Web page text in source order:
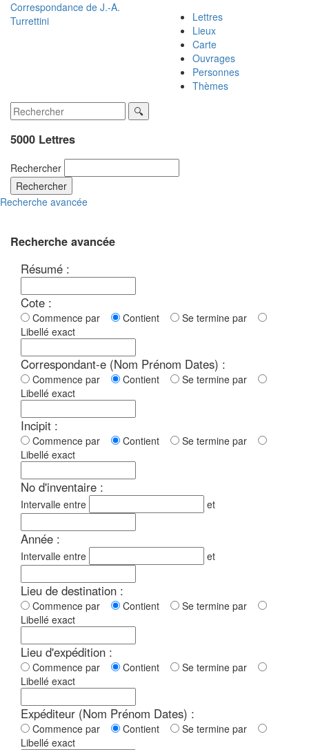
Correspondance de J.-A.
Turrettini
Lettres
Lieux
Carte
Ouvrages
Personnes
Thèmes
5000 Lettres
Rechercher
Rechercher
Recherche avancée
Recherche avancée
Résumé :
Cote :
Commence par Contient
Se termine par
Libellé exact
Correspondant-e (Nom Prénom Dates) :
Commence par Contient
Se termine par
Libellé exact
Incipit :
Commence par Contient
Se termine par
Libellé exact
No d'inventaire :
Intervalle entre et
Année :
Intervalle entre et
Lieu de destination :
Commence par Contient
Se termine par
Libellé exact
Lieu d'expédition :
Commence par Contient
Se termine par
Libellé exact
Expéditeur (Nom Prénom Dates) :
Commence par Contient
Se termine par
Libellé exact